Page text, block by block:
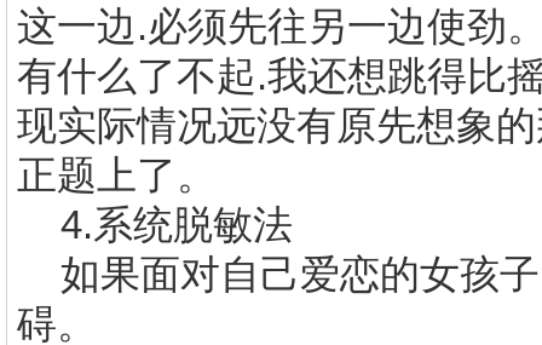
这一边 .必须先往另一边使劲
有什么了不起.我还想跳得比
现实际情况远没有原先想象
正题上了。
4.系统脱敏法
如果面对自己爱恋的女孩子
碍。